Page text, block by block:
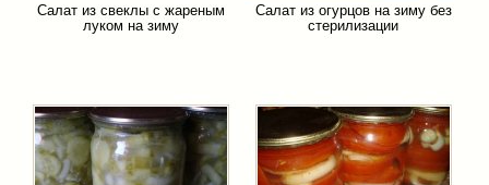
Салат из свеклы с жареным
луком на зиму
Салат из огурцов на зиму без
стерилизации